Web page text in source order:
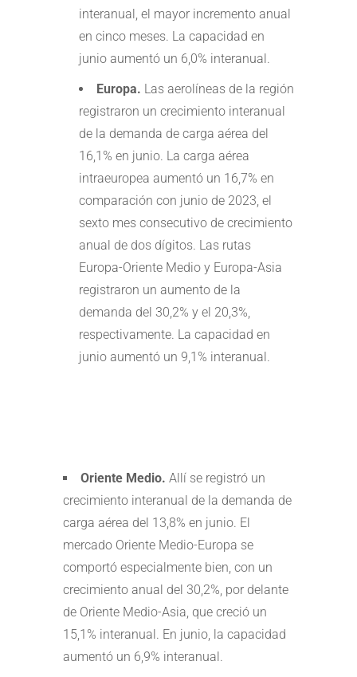
interanual, el mayor incremento anual
en cinco meses. La capacidad en
junio aumentó un 6,0% interanual.
Europa. Las aerolíneas de la región
registraron un crecimiento interanual
de la demanda de carga aérea del
16,1% en junio. La carga aérea
intraeuropea aumentó un 16,7% en
comparación con junio de 2023, el
sexto mes consecutivo de crecimiento
anual de dos dígitos. Las rutas
Europa-Oriente Medio y Europa-Asia
registraron un aumento de la
demanda del 30,2% y el 20,3%,
respectivamente. La capacidad en
junio aumentó un 9,1% interanual.
Oriente Medio. Allí se registró un
crecimiento interanual de la demanda de
carga aérea del 13,8% en junio. El
mercado Oriente Medio-Europa se
comportó especialmente bien, con un
crecimiento anual del 30,2%, por delante
de Oriente Medio-Asia, que creció un
15,1% interanual. En junio, la capacidad
aumentó un 6,9% interanual.